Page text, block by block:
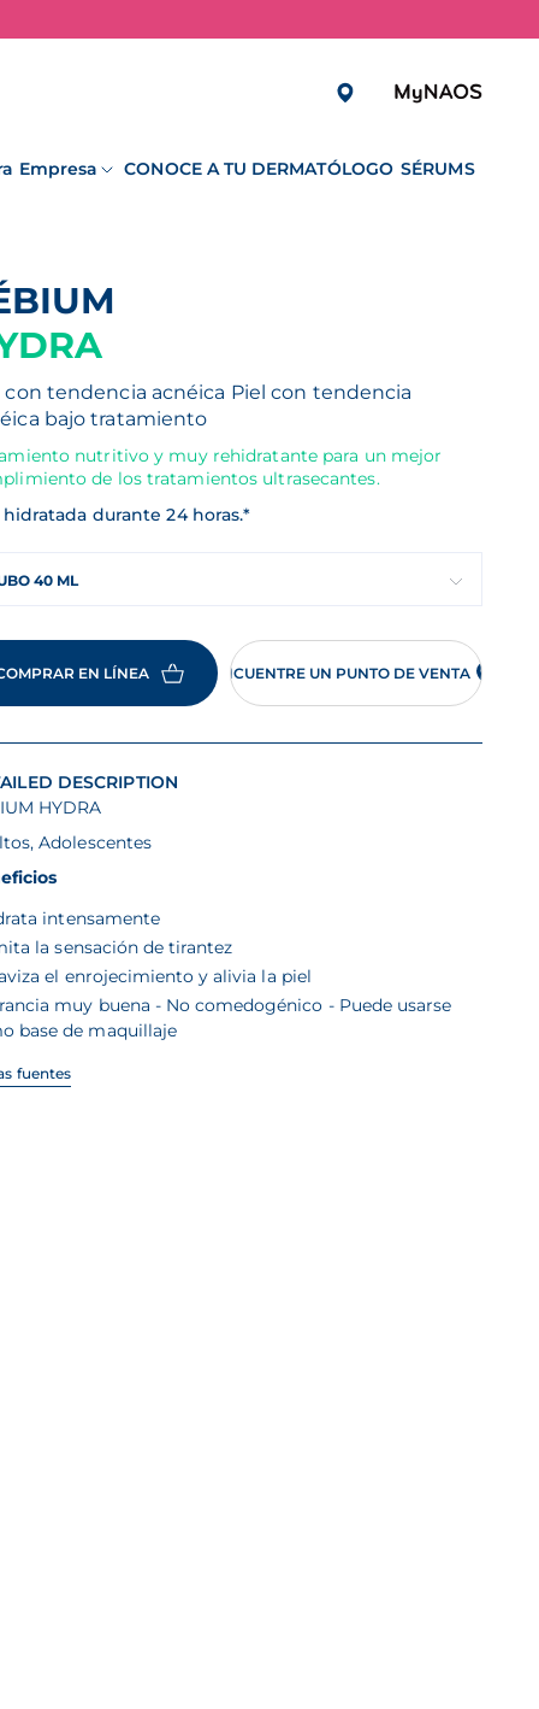
Empresa CONOCE A TU DERMATÓLOGO SÉRUMS
con tendencia acnéica Piel con tendencia
bajo tratamiento
nutritivo y muy rehidratante para un mejor
de los tratamientos ultrasecantes.
hidratada durante 24 horas.*
40 ML
EN LÍNEA ENCUENTRE UN PUNTO DE VENTA
DESCRIPTION
HYDRA
Adolescentes
intensamente
la sensación de tirantez
el enrojecimiento y alivia la piel
muy buena - No comedogénico - Puede usarse
base de maquillaje
fuentes